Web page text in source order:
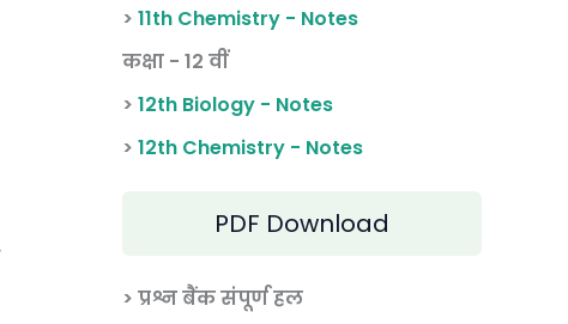
> 11th Chemistry - Notes
कक्षा - 12 वीं
> 12th Biology - Notes
> 12th Chemistry - Notes
PDF Download
> प्रश्न बैंक संपूर्ण हल